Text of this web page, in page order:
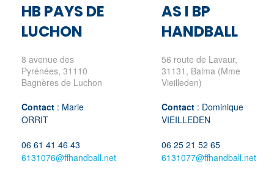
HB PAYS DE
LUCHON
8 avenue des
Pyrénées, 31110
Bagnères de Luchon
Contact : Marie
ORRIT
06 61 41 46 43
6131076@ffhandball.net
AS I BP
HANDBALL
56 route de Lavaur,
31131, Balma (Mme
Vieilleden)
Contact : Dominique
VIEILLEDEN
06 25 21 52 65
6131077@ffhandball.net